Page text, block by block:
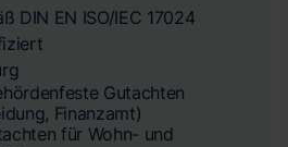
DIN EN ISO/IEC 17024
Gutachten
Finanzamt)
für Wohn- und